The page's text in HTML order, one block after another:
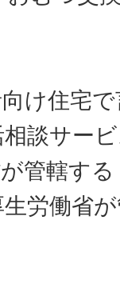
け住宅
談サー
管轄す
労働省